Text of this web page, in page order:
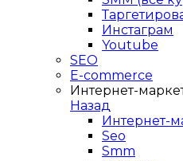
Инстаграм
Youtube
SEO
E-сommerce
Интернет-
Назад
Интернет-
Seo
Smm